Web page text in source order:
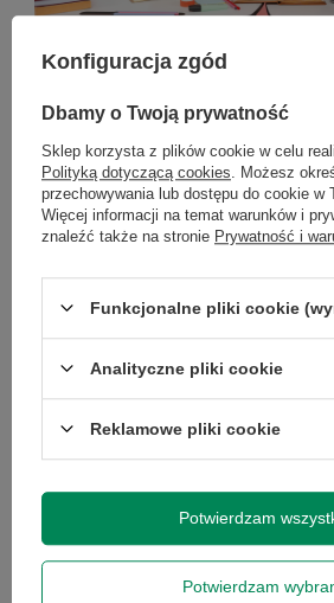
Komputer dla nauczyciela – jaki
Komputer dla nauczyciela – jaki
Komputer to podstawowe narzędzie
nauczyciela. Powinien bez problemu
dziennik, pakiet biurowy, prezentacje
Dla większości użytkowników
będzie laptop z procesorem Intel
5, 16 GB pamięci RAM i dyskiem
większą popularnością cieszą się
poleasingowe klasy biznesowej,
wiele nowych modeli. W tym
na jakie parametry zwrócić uwagę
Konfiguracja zgód
Dbamy o Twoją prywatność
Sklep korzysta z plików cookie w celu
Polityką dotyczącą cookies . Możesz
przechowywania lub dostępu do cookie w
Więcej informacji na temat warunków i
znaleźć także na stronie Prywatność i
Funkcjonalne pliki cookie
Analityczne pliki cookie
Reklamowe pliki cookie
Potwierdzam
Potwierdzam